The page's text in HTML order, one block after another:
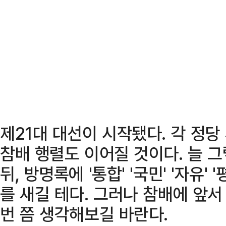
제21대 대선이 시작됐다. 각 정
참배 행렬도 이어질 것이다. 늘
뒤, 방명록에 '통합' '국민' '자유' '
를 새길 테다. 그러나 참배에 앞
번 쯤 생각해보길 바란다.